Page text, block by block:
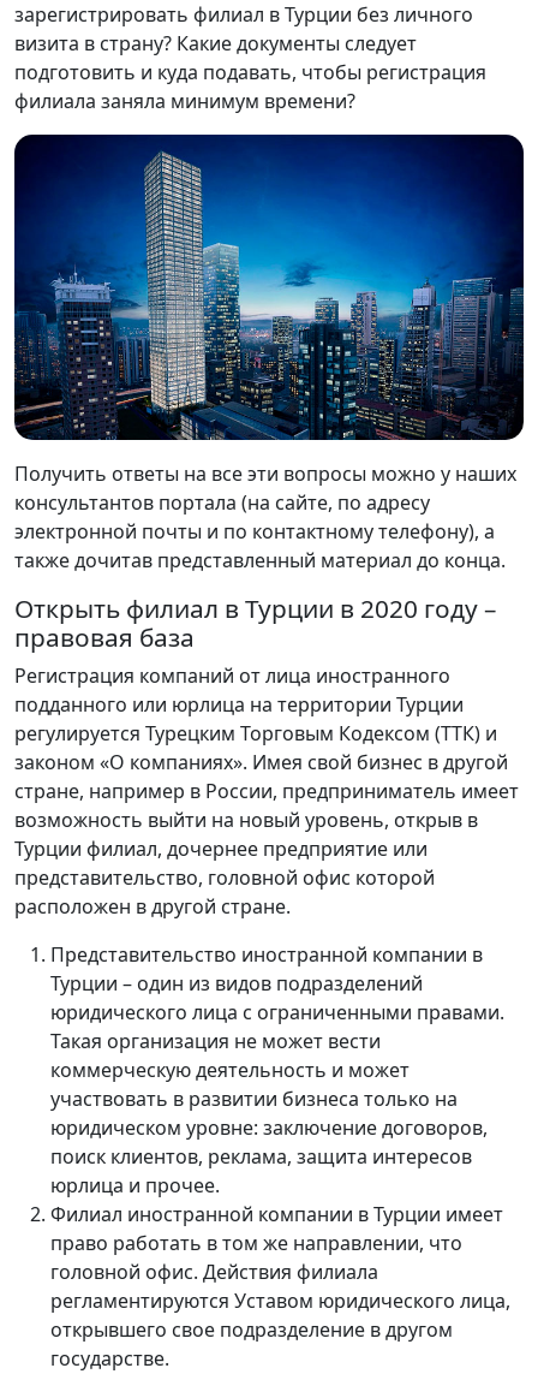
зарегистрировать филиал в Турции без личного
визита в страну? Какие документы следует
подготовить и куда подавать, чтобы регистрация
филиала заняла минимум времени?
Получить ответы на все эти вопросы можно у наших
консультантов портала (на сайте, по адресу
электронной почты и по контактному телефону), а
также дочитав представленный материал до конца.
Открыть филиал в Турции в 2020 году –
правовая база
Регистрация компаний от лица иностранного
подданного или юрлица на территории Турции
регулируется Турецким Торговым Кодексом (ТТК) и
законом «О компаниях». Имея свой бизнес в другой
стране, например в России, предприниматель имеет
возможность выйти на новый уровень, открыв в
Турции филиал, дочернее предприятие или
представительство, головной офис которой
расположен в другой стране.
Представительство иностранной компании в
Турции – один из видов подразделений
юридического лица с ограниченными правами.
Такая организация не может вести
коммерческую деятельность и может
участвовать в развитии бизнеса только на
юридическом уровне: заключение договоров,
поиск клиентов, реклама, защита интересов
юрлица и прочее.
Филиал иностранной компании в Турции имеет
право работать в том же направлении, что
головной офис. Действия филиала
регламентируются Уставом юридического лица,
открывшего свое подразделение в другом
государстве.